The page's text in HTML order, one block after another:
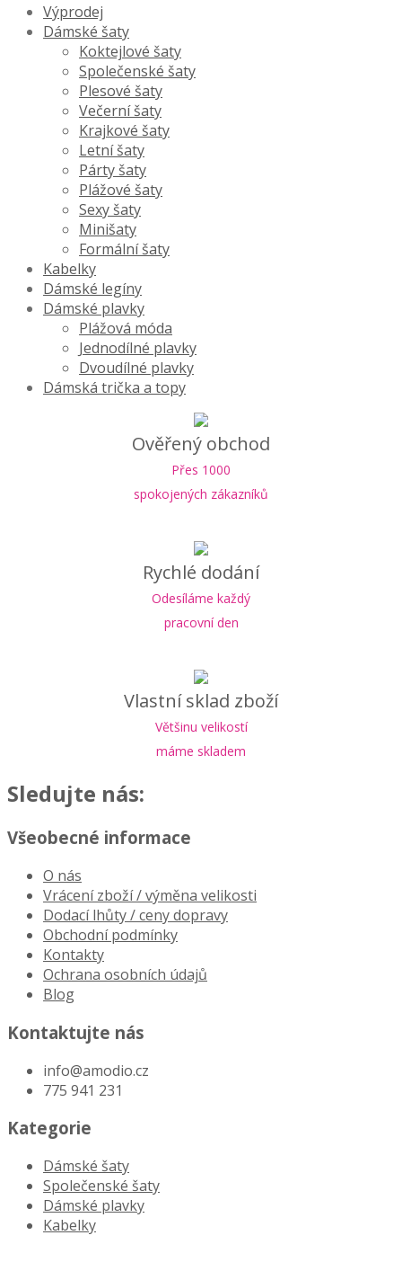
Výprodej
Dámské šaty
Koktejlové šaty
Společenské šaty
Plesové šaty
Večerní šaty
Krajkové šaty
Letní šaty
Párty šaty
Plážové šaty
Sexy šaty
Minišaty
Formální šaty
Kabelky
Dámské legíny
Dámské plavky
Plážová móda
Jednodílné plavky
Dvoudílné plavky
Dámská trička a topy
Ověřený obchod
Přes 1000
spokojených zákazníků
Rychlé dodání
Odesíláme každý
pracovní den
Vlastní sklad zboží
Většinu velikostí
máme skladem
Sledujte nás:
Všeobecné informace
O nás
Vrácení zboží / výměna velikosti
Dodací lhůty / ceny dopravy
Obchodní podmínky
Kontakty
Ochrana osobních údajů
Blog
Kontaktujte nás
info@amodio.cz
775 941 231
Kategorie
Dámské šaty
Společenské šaty
Dámské plavky
Kabelky